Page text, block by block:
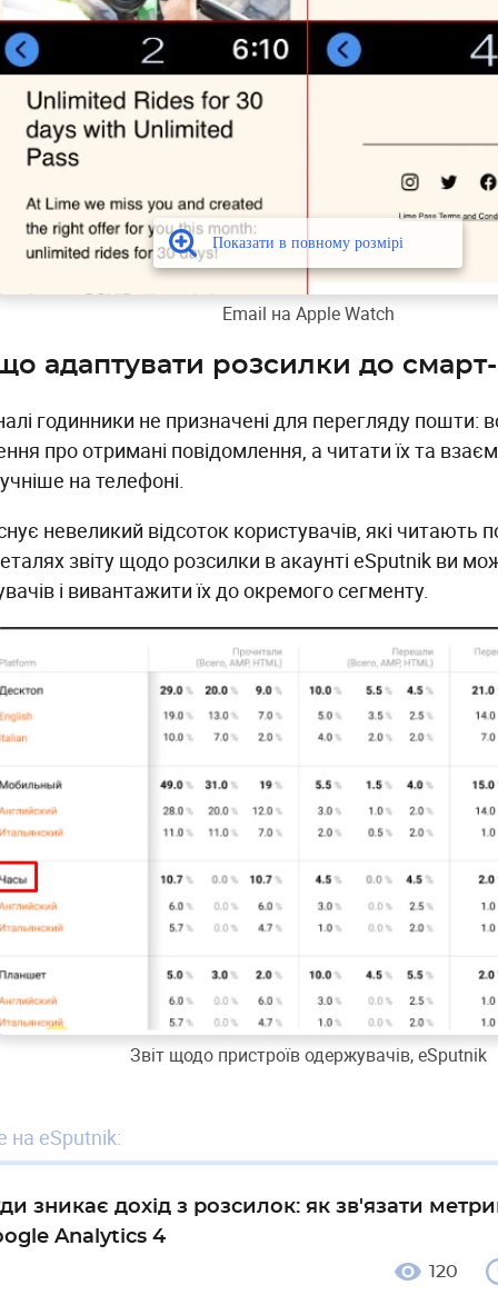
Email на Apple Watch
адаптувати розсилки до
годинники не призначені для перегляду пошти:
про отримані повідомлення, а читати їх та
на телефоні.
невеликий відсоток користувачів, які читають
звіту щодо розсилки в акаунті eSputnik ви
і вивантажити їх до окремого сегменту.
Звіт щодо пристроїв одержувачів, eSputnik
на eSputnik:
зникає дохід з розсилок: як зв'язати
Analytics 4
120